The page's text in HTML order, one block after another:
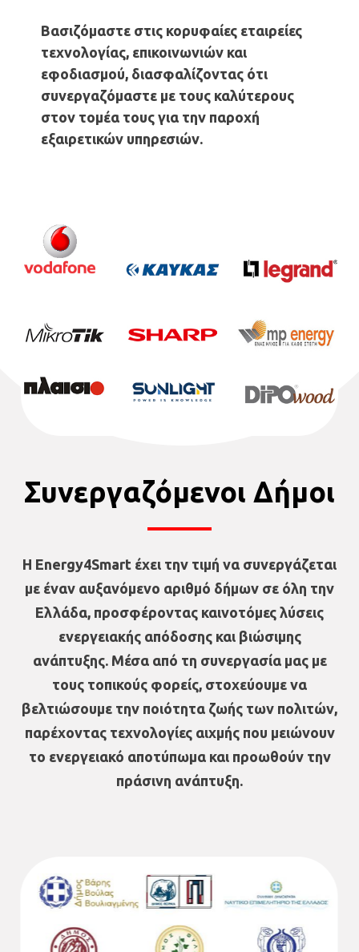
Βασιζόμαστε στις κορυφαίες εταιρείες
τεχνολογίας, επικοινωνιών και
εφοδιασμού, διασφαλίζοντας ότι
συνεργαζόμαστε με τους καλύτερους
στον τομέα τους για την παροχή
εξαιρετικών υπηρεσιών.
Συνεργαζόμενοι Δήμοι
Η Energy4Smart έχει την τιμή να συνεργάζεται
με έναν αυξανόμενο αριθμό δήμων σε όλη την
Ελλάδα, προσφέροντας καινοτόμες λύσεις
ενεργειακής απόδοσης και βιώσιμης
ανάπτυξης. Μέσα από τη συνεργασία μας με
τους τοπικούς φορείς, στοχεύουμε να
βελτιώσουμε την ποιότητα ζωής των πολιτών,
παρέχοντας τεχνολογίες αιχμής που μειώνουν
το ενεργειακό αποτύπωμα και προωθούν την
πράσινη ανάπτυξη.